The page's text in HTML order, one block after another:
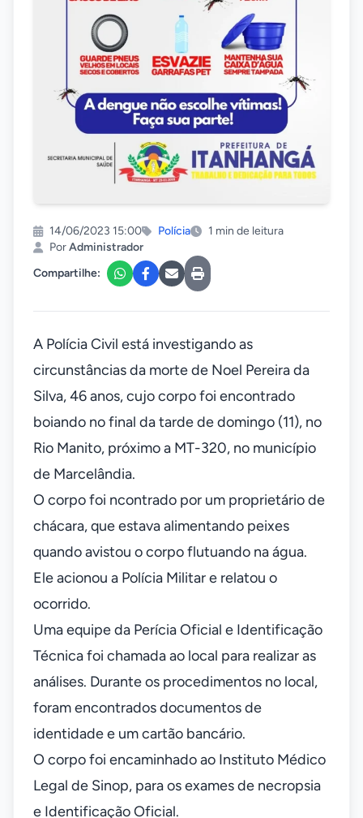
14/06/2023 15:00 Polícia
1 min de leitura
PorAdministrador
Compartilhe:
A Polícia Civil está investigando as
circunstâncias da morte de Noel Pereira da
Silva, 46 anos, cujo corpo foi encontrado
boiando no final da tarde de domingo (11), no
Rio Manito, próximo a MT-320, no município
de Marcelândia.
O corpo foi ncontrado por um proprietário de
chácara, que estava alimentando peixes
quando avistou o corpo flutuando na água.
Ele acionou a Polícia Militar e relatou o
ocorrido.
Uma equipe da Perícia Oficial e Identificação
Técnica foi chamada ao local para realizar as
análises. Durante os procedimentos no local,
foram encontrados documentos de
identidade e um cartão bancário.
O corpo foi encaminhado ao Instituto Médico
Legal de Sinop, para os exames de necropsia
e Identificação Oficial.